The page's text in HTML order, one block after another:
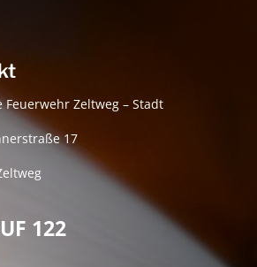
Feuerwehr Zeltweg – Stadt
17
122